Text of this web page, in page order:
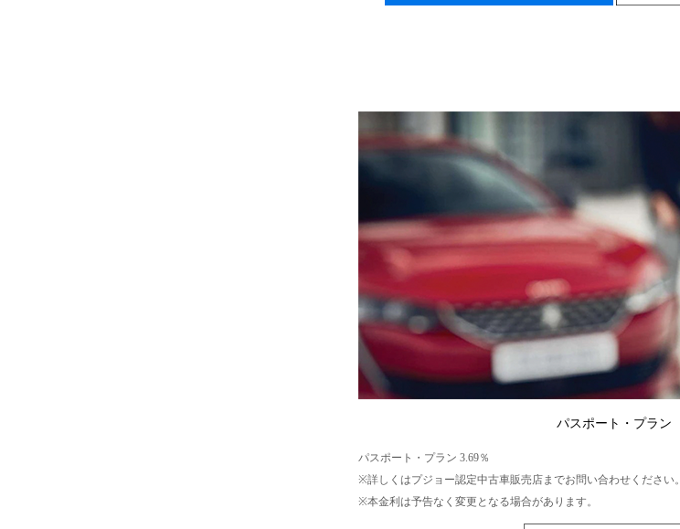
パスポート・プラン
パスポート・プラン 3.69％
※詳しくはプジョー認定中古車販売店までお問い合わせください。
※本金利は予告なく変更となる場合があります。